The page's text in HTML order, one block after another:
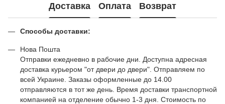
Доставка Оплата Возврат
Способы доставки:
Нова Пошта
Отправки ежедневно в рабочие дни. Доступна адресная
доставка курьером "от двери до двери". Отправляем по
всей Украине. Заказы оформленные до 14.00
отправляются в тот же день. Время доставки транспортной
компанией на отделение обычно 1-3 дня. Стоимость по